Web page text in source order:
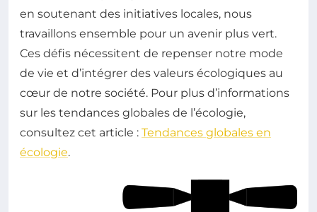
en soutenant des initiatives locales, nous
travaillons ensemble pour un avenir plus vert.
Ces défis nécessitent de repenser notre mode
de vie et d’intégrer des valeurs écologiques au
cœur de notre société. Pour plus d’informations
sur les tendances globales de l’écologie,
consultez cet article : Tendances globales en
écologie.